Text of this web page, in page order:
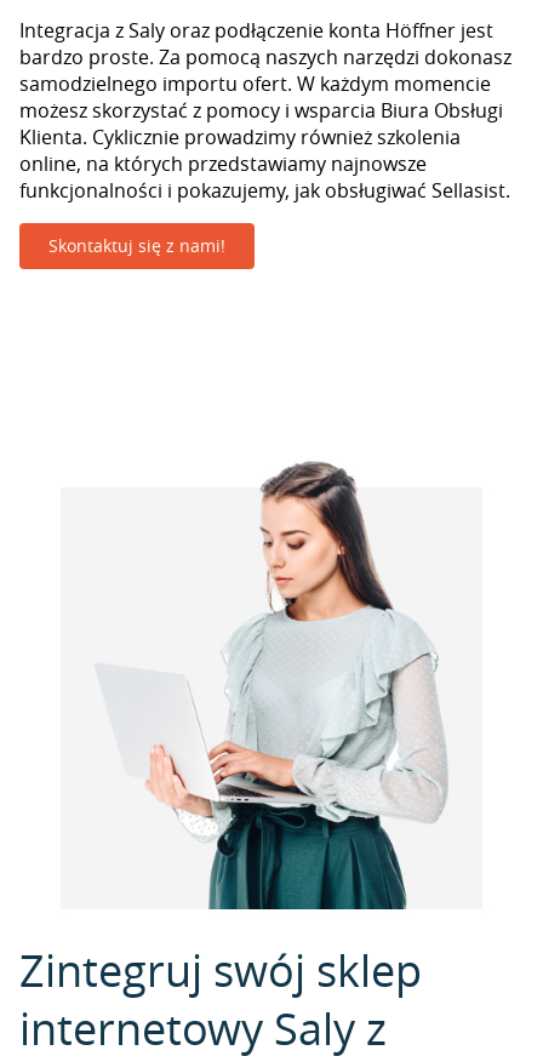
Integracja z Saly oraz podłączenie konta Höffner jest
bardzo proste. Za pomocą naszych narzędzi dokonasz
samodzielnego importu ofert. W każdym momencie
możesz skorzystać z pomocy i wsparcia Biura Obsługi
Klienta. Cyklicznie prowadzimy również szkolenia
online, na których przedstawiamy najnowsze
funkcjonalności i pokazujemy, jak obsługiwać Sellasist.
Skontaktuj się z nami!
Zintegruj swój sklep
internetowy Saly z